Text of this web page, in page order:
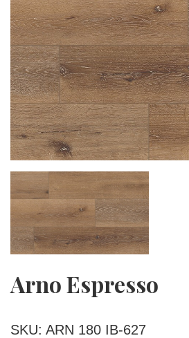
Arno Espresso
SKU: ARN 180 IB-627